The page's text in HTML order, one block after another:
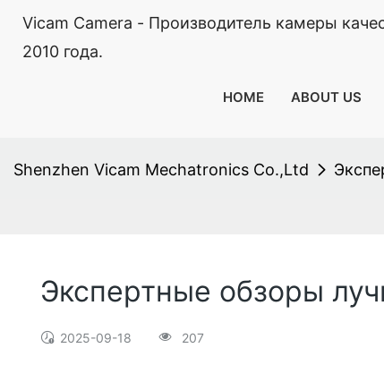
Vicam Camera - Производитель камеры
2010 года.
HOME ABOUT US
Shenzhen Vicam Mechatronics Co.,Ltd
Экспертные обзоры
2025-09-18 207